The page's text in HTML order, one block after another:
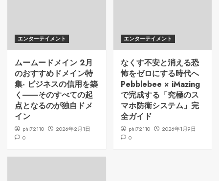
エンターテイメント
ムームードメイン 2月
のおすすめドメイン特
集- ビジネスの信用を築
く――そのすべての起
点となるのが独自ドメ
イン
phi72110
2026年2月1日
0
エンターテイメント
なくす不安と消える恐
怖をゼロにする時代へ
Pebblebee × iMazing
で完成する「究極のス
マホ防衛システム」完
全ガイド
phi72110
2026年1月9日
0